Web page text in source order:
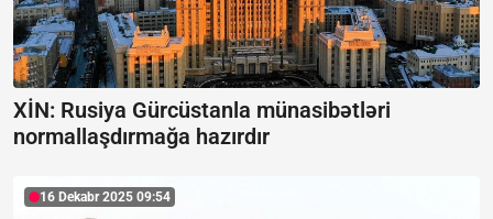
XİN: Rusiya Gürcüstanla münasibətləri
normallaşdırmağa hazırdır
16 Dekabr 2025 09:54